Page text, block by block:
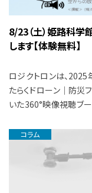
8/23（土）姫路科学
します【体験無料】
ロジクトロンは、
たらくドローン｜防災
いた360°映像視聴ブー
コラム